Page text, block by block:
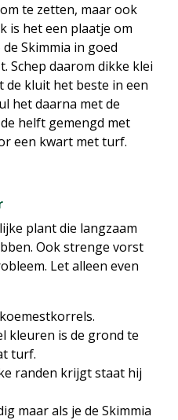
te zetten, maar ook
is het een plaatje om
Skimmia in goed
Schep daarom dikke klei
de kluit het beste in een
het daarna met de
helft gemengd met
een kwart met turf.
plant die langzaam
Ook strenge vorst
Let alleen even
kleuren is de grond te
turf.
randen krijgt staat hij
maar als je de Skimmia